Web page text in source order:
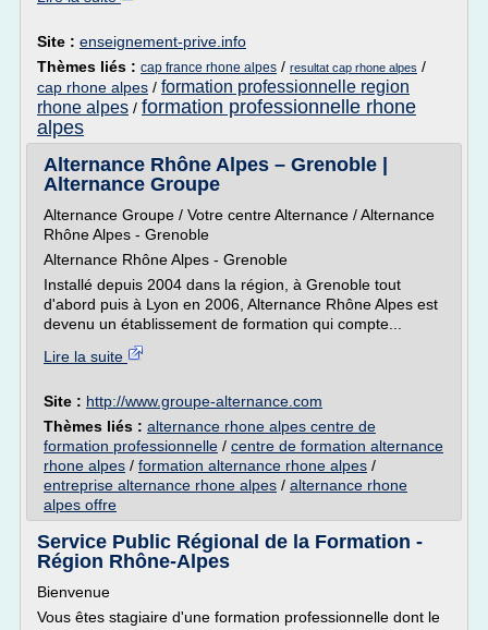
Site : enseignement-prive.info
Thèmes liés : cap france rhone alpes / resultat cap rhone alpes /
cap rhone alpes / formation professionnelle region
rhone alpes / formation professionnelle rhone
alpes
Alternance Rhône Alpes – Grenoble |
Alternance Groupe
Alternance Groupe / Votre centre Alternance / Alternance
Rhône Alpes - Grenoble
Alternance Rhône Alpes - Grenoble
Installé depuis 2004 dans la région, à Grenoble tout
d'abord puis à Lyon en 2006, Alternance Rhône Alpes est
devenu un établissement de formation qui compte...
Lire la suite
Site : http://www.groupe-alternance.com
Thèmes liés : alternance rhone alpes centre de
formation professionnelle / centre de formation alternance
rhone alpes / formation alternance rhone alpes /
entreprise alternance rhone alpes / alternance rhone
alpes offre
Service Public Régional de la Formation -
Région Rhône-Alpes
Bienvenue
Vous êtes stagiaire d'une formation professionnelle dont le